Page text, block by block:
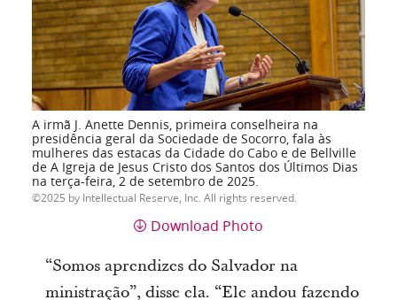
A irmã J. Anette Dennis, primeira conselheira na
presidência geral da Sociedade de Socorro, fala às
mulheres das estacas da Cidade do Cabo e de Bellville
de A Igreja de Jesus Cristo dos Santos dos Últimos Dias
na terça-feira, 2 de setembro de 2025.
2025 by Intellectual Reserve, Inc. All rights reserved.
Download Photo
“Somos aprendizes do Salvador na
ministração”, disse ela. “Ele andou fazendo